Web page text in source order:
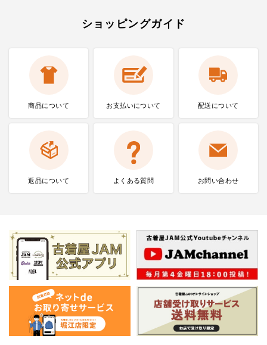
ショッピングガイド
商品について お支払いについて 配送について
返品について よくある質問 お問い合わせ